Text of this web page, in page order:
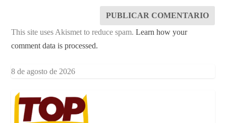
This site uses Akismet to reduce spam.Learn how your
comment data is processed.
8 de agosto de 2026